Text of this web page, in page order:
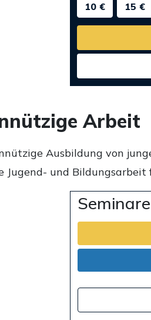
10 €
15 €
Arbeit
Ausbildung von
Jugend- und